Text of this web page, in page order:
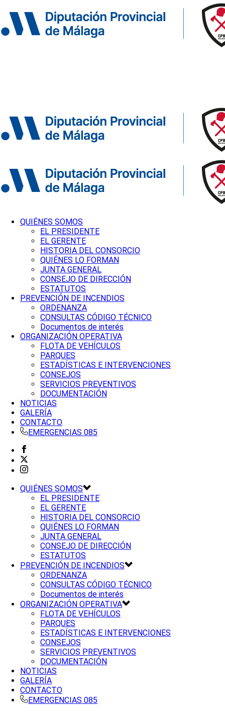
QUIÉNES SOMOS
EL PRESIDENTE
EL GERENTE
HISTORIA DEL CONSORCIO
QUIÉNES LO FORMAN
JUNTA GENERAL
CONSEJO DE DIRECCIÓN
ESTATUTOS
PREVENCIÓN DE INCENDIOS
ORDENANZA
CONSULTAS CÓDIGO TÉCNICO
Documentos de interés
ORGANIZACIÓN OPERATIVA
FLOTA DE VEHÍCULOS
PARQUES
ESTADÍSTICAS E INTERVENCIONES
CONSEJOS
SERVICIOS PREVENTIVOS
DOCUMENTACIÓN
NOTICIAS
GALERÍA
CONTACTO
EMERGENCIAS 085
QUIÉNES SOMOS
EL PRESIDENTE
EL GERENTE
HISTORIA DEL CONSORCIO
QUIÉNES LO FORMAN
JUNTA GENERAL
CONSEJO DE DIRECCIÓN
ESTATUTOS
PREVENCIÓN DE INCENDIOS
ORDENANZA
CONSULTAS CÓDIGO TÉCNICO
Documentos de interés
ORGANIZACIÓN OPERATIVA
FLOTA DE VEHÍCULOS
PARQUES
ESTADÍSTICAS E INTERVENCIONES
CONSEJOS
SERVICIOS PREVENTIVOS
DOCUMENTACIÓN
NOTICIAS
GALERÍA
CONTACTO
EMERGENCIAS 085